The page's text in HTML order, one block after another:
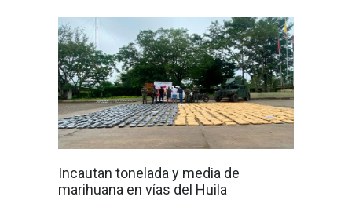
Incautan tonelada y media de
marihuana en vías del Huila